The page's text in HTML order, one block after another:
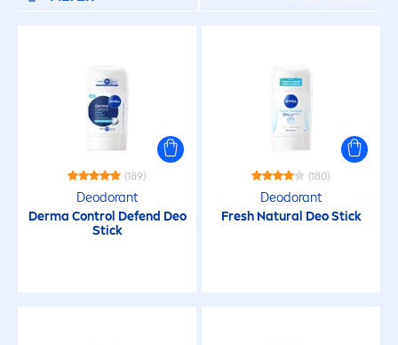
Fresh
Fresh Active
Fresh Comfort
Fresh Flower
(189)
Deodorant
Derma Control Defend Deo
Stick
(180)
Deodorant
Fresh Natural Deo Stick